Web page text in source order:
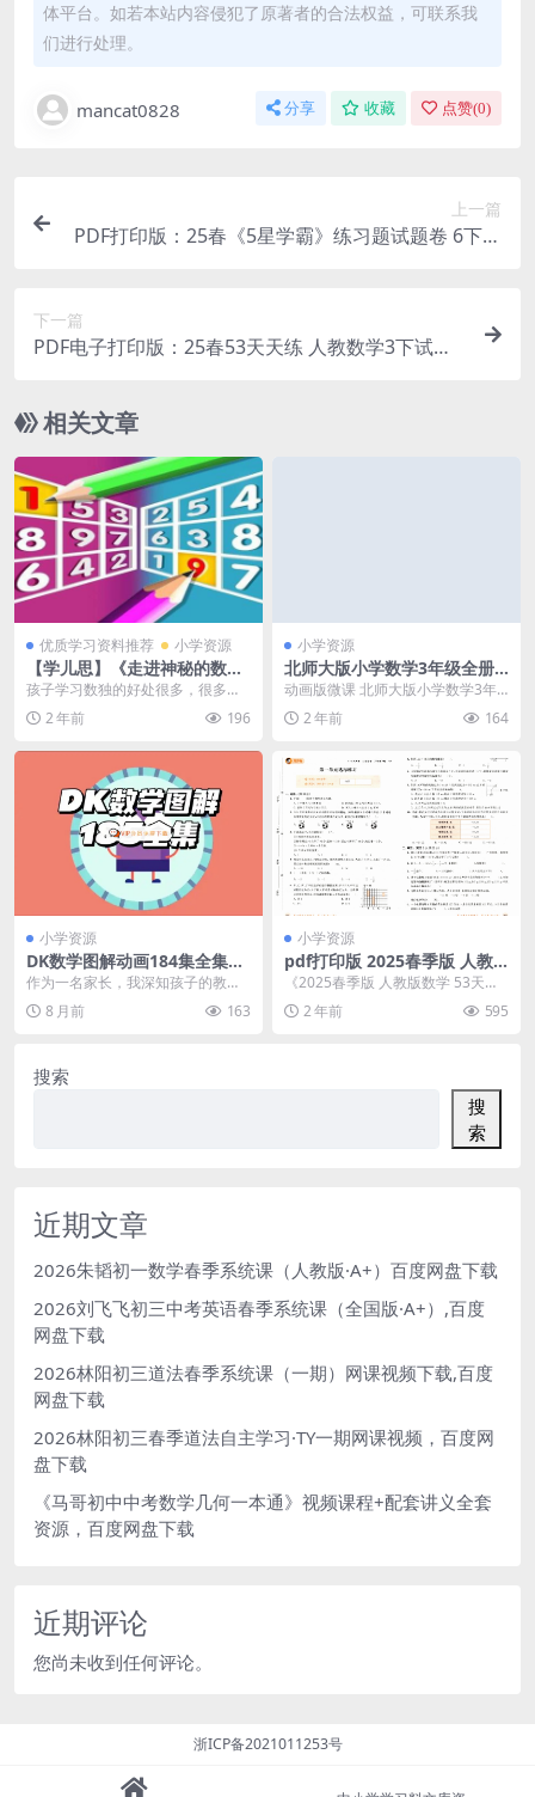
体平台。如若本站内容侵犯了原著者的合法权益，可联系我
们进行处理。
mancat0828 分享 收藏 点赞(0)
上一篇
PDF打印版：25春《5星学霸》练习题试题卷 6下部
下一篇
PDF电子打印版：25春53天天练 人教数学3下试题
相关文章
优质学习资料推荐 小学资源
【学儿思】《走进神秘的数独
王国（入门）】 》MP4视频+
PDF资料百度网盘下载，小学
数独入门学习课程视频
孩子学习数独的好处很多，很多家
长到处找入门的数独课程视频，今
天给大家带来一份：【...
2 年前 196
小学资源
北师大版小学数学3年级全册
上册+下册 动画微课 看动画学
数学全套 高清视频MP4+配套
练习 百度网盘下载
动画版微课 北师大版小学数学3年
级全册 上册 下册 动画微课 学数学
全套 高清视...
2 年前 164
小学资源
DK数学图解动画184集全集，
1-6年级数学重难点轻松学，
百度网盘下载
作为一名家长，我深知孩子的教育
是头等大事。最近，我发现了一个
特别好的数学学习资源...
8 月前 163
小学资源
pdf打印版 2025春季版 人教
数学 53天天练6下RJ 单元测评
卷试卷电子版下载
《2025春季版 人教版数学 53天天
练 6下 RJ 单元测评卷》的PDF打印
版...2 年前 595
搜索
搜
索
近期文章
2026朱韬初一数学春季系统课（人教版·A+）百度网盘下载
2026刘飞飞初三中考英语春季系统课（全国版·A+）,百度
网盘下载
2026林阳初三道法春季系统课（一期）网课视频下载,百度
网盘下载
2026林阳初三春季道法自主学习·TY一期网课视频，百度网
盘下载
《马哥初中中考数学几何一本通》视频课程+配套讲义全套
资源，百度网盘下载
近期评论
您尚未收到任何评论。
浙ICP备2021011253号